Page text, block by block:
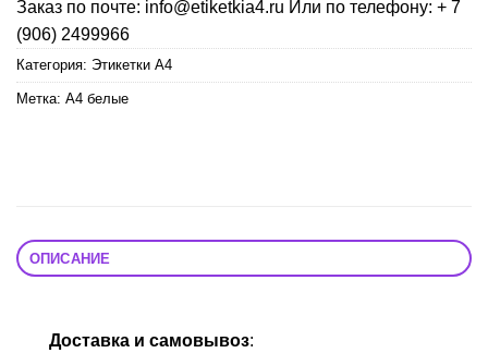
Заказ по почте: info@etiketkia4.ru Или по телефону: + 7
(906) 2499966
Категория: Этикетки А4
Метка: А4 белые
ОПИСАНИЕ
Доставка и самовывоз: